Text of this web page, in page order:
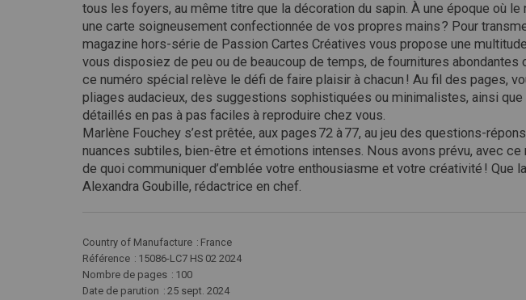
tous les foyers, au même titre que la décoration du sapin. À une époque où
une carte soigneusement confectionnée de vos propres mains ? Pour
magazine hors-série de Passion Cartes Créatives vous propose une
vous disposiez de peu ou de beaucoup de temps, de fournitures
ce numéro spécial relève le défi de faire plaisir à chacun ! Au fil des pages,
pliages audacieux, des suggestions sophistiquées ou minimalistes, ainsi
détaillés en pas à pas faciles à reproduire chez vous.
Marlène Fouchey s’est prêtée, aux pages 72 à 77, au jeu des questions-
nuances subtiles, bien-être et émotions intenses. Nous avons prévu, avec
de quoi communiquer d’emblée votre enthousiasme et votre créativité ! Que
Alexandra Goubille, rédactrice en chef.
Plus
d'infos
Country of Manufacture
France
Référence
15086-LC7 HS 02 2024
Nombre de pages
100
Date de parution
25 sept. 2024